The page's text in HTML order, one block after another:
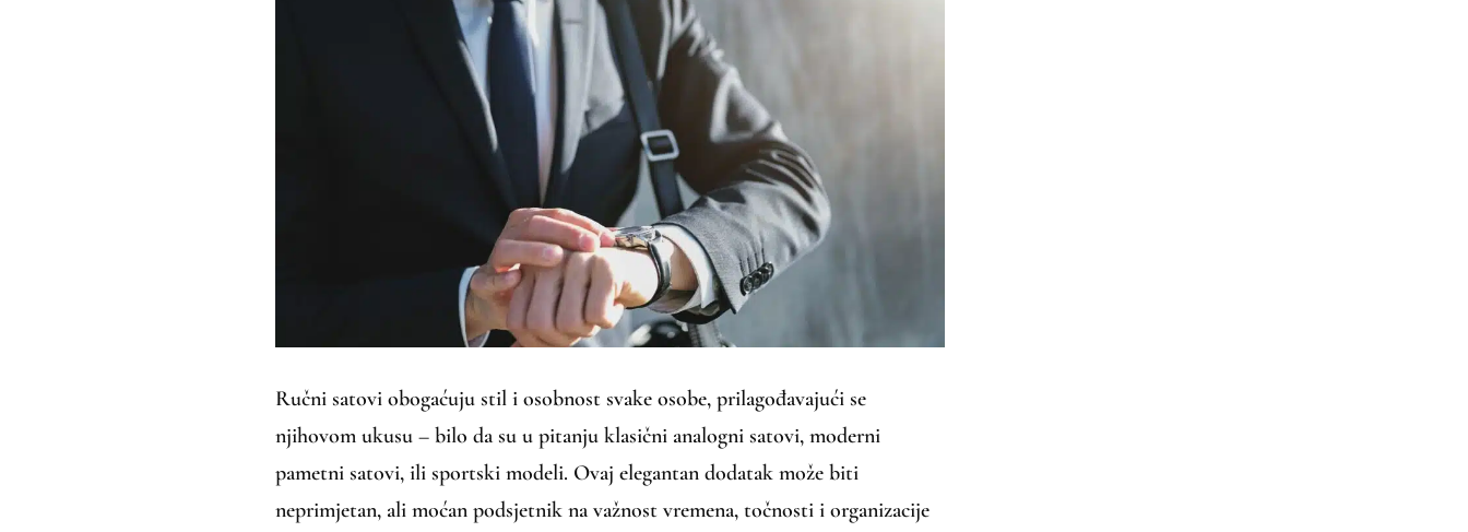
Ručni satovi obogaćuju stil i osobnost svake osobe, prilagođavajući se
njihovom ukusu – bilo da su u pitanju klasični analogni satovi, moderni
pametni satovi, ili sportski modeli. Ovaj elegantan dodatak može biti
neprimjetan, ali moćan podsjetnik na važnost vremena, točnosti i organizacije